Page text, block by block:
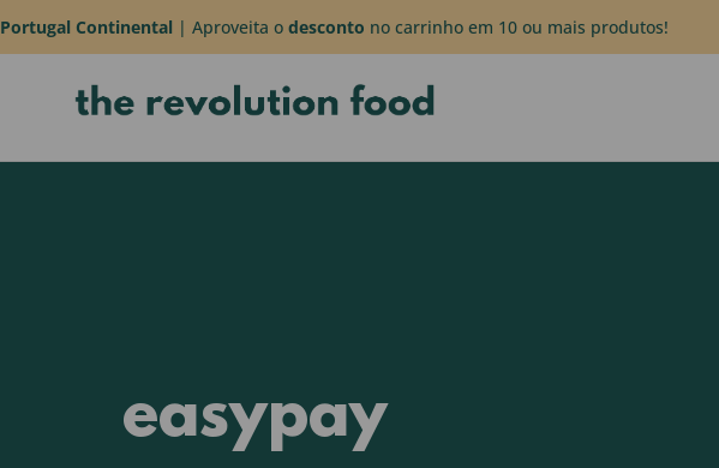
Portugal Continental | Aproveita o desconto no carrinho em 10 ou mais produtos!
easypay